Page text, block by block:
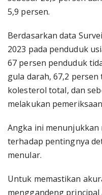
5,9 persen.
Berdasarkan data
2023 pada penduduk
67 persen penduduk
gula darah, 67,2
kolesterol total, dan
melakukan
Angka ini menunjukkan
terhadap pentingnya
menular.
Untuk memastikan
menggandeng